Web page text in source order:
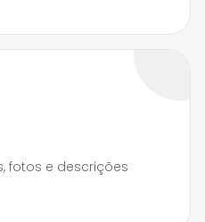
fotos e descrições